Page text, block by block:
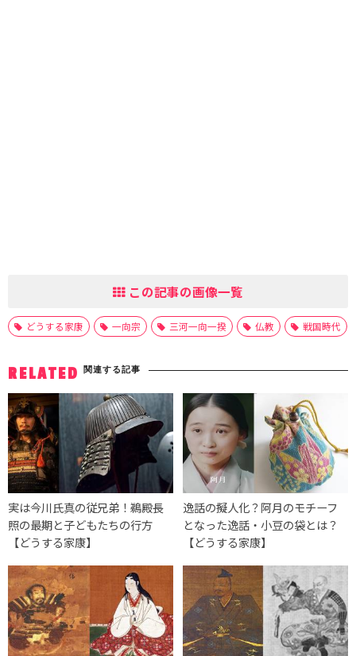
この記事の画像一覧
どうする家康 一向宗 三河一向一揆 仏教 戦国時代
RELATED 関連する記事
実は今川氏真の従兄弟！鵜殿長
照の最期と子どもたちの行方
【どうする家康】
逸話の擬人化？阿月のモチーフ
となった逸話・小豆の袋とは？
【どうする家康】